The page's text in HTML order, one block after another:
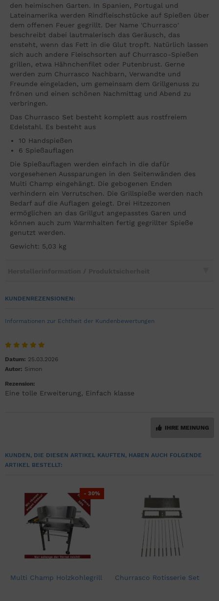
den heimischen Garten. In Spanien, Portugal und
Lateinamerika werden Rindfleischstücke auf Spießen über
dem offenen Feuer gegrillt. Der Name 'Churrasco'
beschreibt dabei lautmalerisch das Geräusch, das
ensteht, wenn das Fett in die Glut tropft. Natürlich lassen
sich auch andere Fleischsorten auf Churrasco-Spießen
grillen, etwa Hähnchenfilet oder Putenbrust. Gerne
werden zum Churrasco Nachbarn, Verwandte und
Freunde eingeladen, um gemeinsam dem Grillgenuss zu
frönen und einen schönen Nachmittag und Abend zu
verbringen.
Das Churrasco Set besteht komplett aus rostfreiem
Edelstahl. Es besteht aus
10 Handspießen
6 Spießauflagen
Die Spießauflagen werden einfach in die dafür
vorgesehenen Aussparungen in den Seitenwänden des
Multi Champ eingehängt. Die gebogenen Enden
verhindern ein Verrutschen. Die Grillspieße werden nach
Bedarf auf die Auflagen gelegt. Drei Hitzezonen
ermöglichen an das Grillgut angepasstes Garen und
können auch zum Warmhalten fertig gegrillter Spieße
genutzt werden.
Gewicht: 5,03 kg
KUNDENREZENSIONEN:
Informationen zur Echtheit der Kundenbewertungen
Datum: 25.03.2026
Autor: Simon
Rezension:
Eine tolle Erweiterung, Einfach klasse
IHRE MEINUNG
KUNDEN, DIE DIESEN ARTIKEL KAUFTEN, HABEN AUCH FOLGENDE
ARTIKEL BESTELLT:
Multi Champ Holzkohlegrill
- 30%
Churrasco Rotisserie Set